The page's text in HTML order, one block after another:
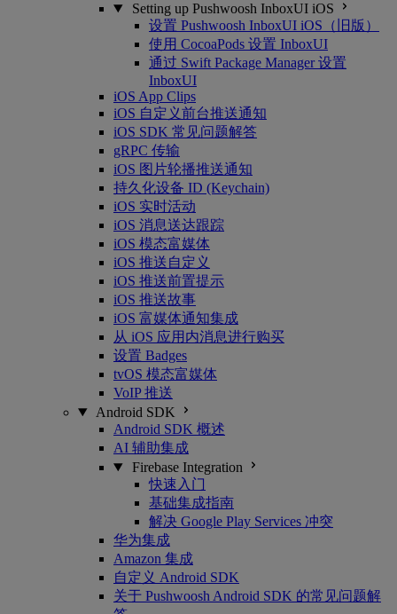
Setting up Pushwoosh InboxUI iOS
设置 Pushwoosh InboxUI iOS（旧版）
使用 CocoaPods 设置 InboxUI
通过 Swift Package Manager 设置
InboxUI
iOS App Clips
iOS 自定义前台推送通知
iOS SDK 常见问题解答
gRPC 传输
iOS 图片轮播推送通知
持久化设备 ID (Keychain)
iOS 实时活动
iOS 消息送达跟踪
iOS 模态富媒体
iOS 推送自定义
iOS 推送前置提示
iOS 推送故事
iOS 富媒体通知集成
从 iOS 应用内消息进行购买
设置 Badges
tvOS 模态富媒体
VoIP 推送
Android SDK
Android SDK 概述
AI 辅助集成
Firebase Integration
快速入门
基础集成指南
解决 Google Play Services 冲突
华为集成
Amazon 集成
自定义 Android SDK
关于 Pushwoosh Android SDK 的常见问题解